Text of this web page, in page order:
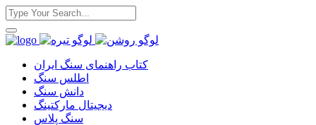
کتاب راهنمای سنگ ایران
اطلس سنگ
دانش سنگ
دیجیتال مارکتینگ
سنگ پلاس